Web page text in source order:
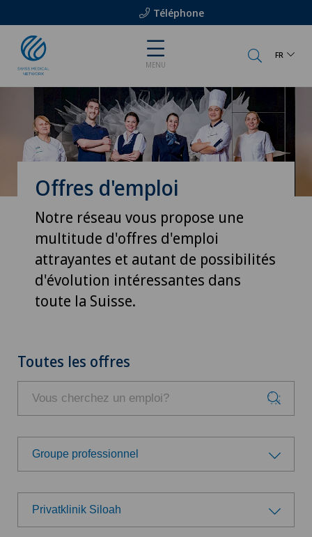
Téléphone
MENU
FR
Offres d'emploi
Notre réseau vous propose une
multitude d'offres d'emploi
attrayantes et autant de possibilités
d'évolution intéressantes dans
toute la Suisse.
Toutes les offres
Groupe professionnel
Groupe professionnel
Administration
Privatklinik Siloah